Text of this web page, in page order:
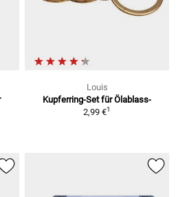
Louis
Kupferring-Set für Ölablass-
2,99 €1